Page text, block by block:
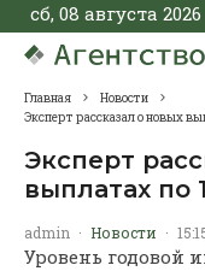
сб, 08 августа 2026
Главная
Новости
Эксперт рассказал о новых
Эксперт
выплатах по
admin · Новости ·
Уровень годовой